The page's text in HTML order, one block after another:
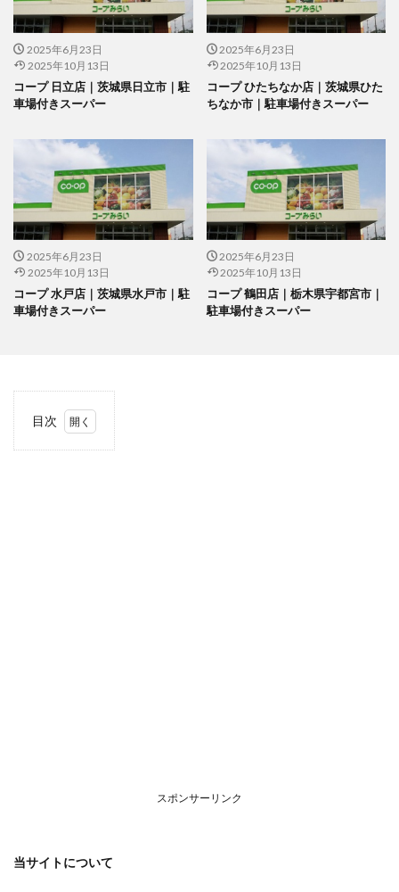
2025年6月23日
2025年10月13日
コープ 日立店｜茨城県日立市｜駐
車場付きスーパー
2025年6月23日
2025年10月13日
コープ ひたちなか店｜茨城県ひた
ちなか市｜駐車場付きスーパー
2025年6月23日
2025年10月13日
コープ 水戸店｜茨城県水戸市｜駐
車場付きスーパー
2025年6月23日
2025年10月13日
コープ 鶴田店｜栃木県宇都宮市｜
駐車場付きスーパー
目次
スポンサーリンク
当サイトについて